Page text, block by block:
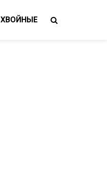
ХВОЙНЫЕ